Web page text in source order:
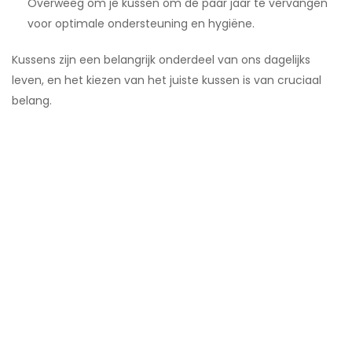
voor optimale ondersteuning en hygiëne.
Kussens zijn een belangrijk onderdeel van ons dagelijks
leven, en het kiezen van het juiste kussen is van cruciaal
belang.